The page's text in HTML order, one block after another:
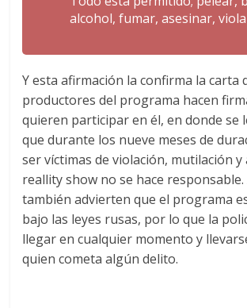
alcohol, fumar, asesinar,
Y esta afirmación la confirma la carta
productores del programa hacen
quieren participar en él, en donde se
que durante los nueve meses de
ser víctimas de violación, mutilación y
reallity show no se hace responsable.
también advierten que el programa
bajo las leyes rusas, por lo que la
llegar en cualquier momento y
quien cometa algún delito.